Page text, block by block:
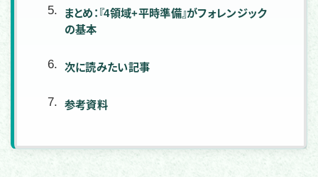
まとめ：『4領域+平時準備』がフォレンジック
の基本
次に読みたい記事
参考資料